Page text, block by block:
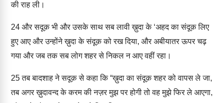
की राह ली।
24 और सदूक़ भी और उसके साथ सब लावी ख़ुदा के ‘अहद का संदूक़ लिए
हुए आए और उन्होंने ख़ुदा के संदूक़ को रख दिया, और अबीयातर ऊपर चढ़
गया और जब तक सब लोग शहर से निकल न आए वहीं रहा।
25तब बादशाह ने सदूक़ से कहा कि “ख़ुदा का संदूक़ शहर को वापस ले जा,
तब अगर ख़ुदावन्द के करम की नज़र मुझ पर होगी तो वह मुझे फिर ले आएगा,